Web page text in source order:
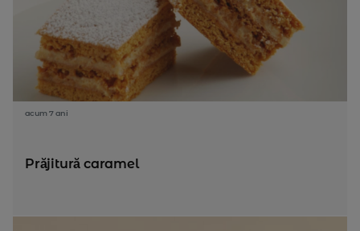
acum 7 ani
Prăjitură caramel